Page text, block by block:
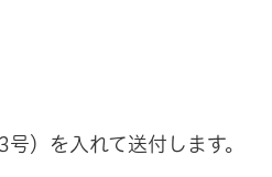
）を入れて送付します。